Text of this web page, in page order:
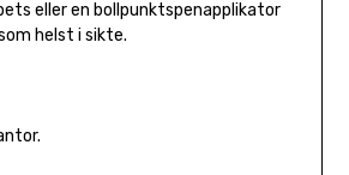
eller en bollpunktspenapplikator
helst i sikte.